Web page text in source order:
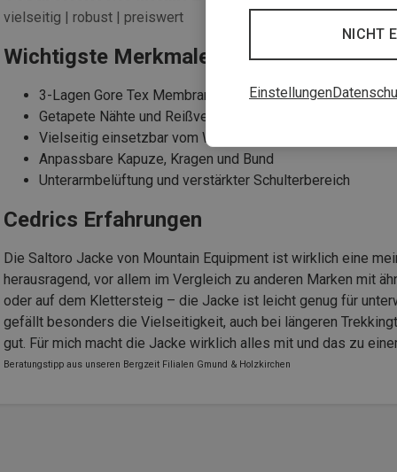
vielseitig | robust | preiswert
Wichtigste Merkmale der Saltoro Jacke
3-Lagen Gore Tex Membran mit robuster Außenhülle
Getapete Nähte und Reißverschlüsse für Schutz
Vielseitig einsetzbar vom Wandern bis Skitour
Anpassbare Kapuze, Kragen und Bund
Unterarmbelüftung und verstärkter Schulterbereich
Cedrics Erfahrungen
Die Saltoro Jacke von Mountain Equipment ist wirklich eine
herausragend, vor allem im Vergleich zu anderen Marken mit
oder auf dem Klettersteig – die Jacke ist leicht genug für
gefällt besonders die Vielseitigkeit, auch bei längeren
gut. Für mich macht die Jacke wirklich alles mit und das zu
Beratungstipp aus unseren Bergzeit Filialen Gmund & Holzkirchen
NICHT
Einstellungen